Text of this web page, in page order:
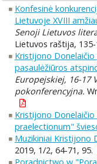
Konfesinė
Lietuvoje XVIII
Senoji Lietuvos
Lietuvos raštija, 135-
Kristijono
pasaulėžiūros
Europejskiej, 16-17
pokonferencyjna.
Kristijono
praelectionum"
Muzikiniai Kristijono
2019, 1/2, 64-71, 95.